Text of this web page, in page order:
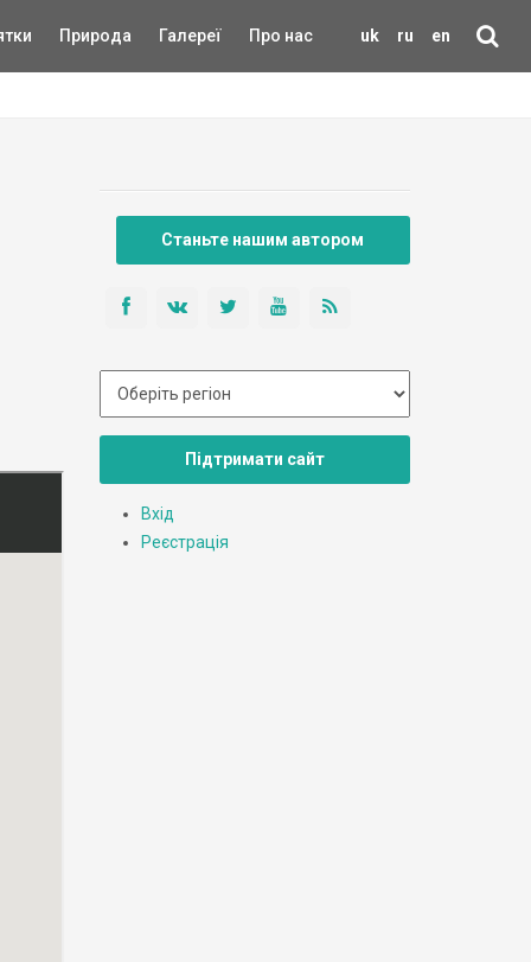
uk ru en
Природа Галереї Про нас
Станьте нашим автором
Підтримати сайт
Вхід
Реєстрація